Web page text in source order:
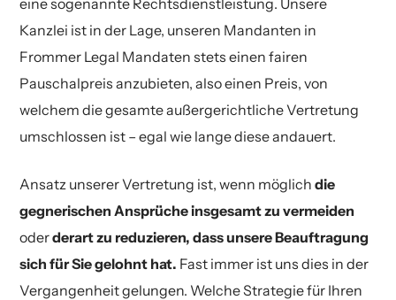
Kanzlei ist in der Lage, unseren Mandanten in
Frommer Legal Mandaten stets einen fairen
Pauschalpreis anzubieten, also einen Preis, von
welchem die gesamte außergerichtliche Vertretung
umschlossen ist – egal wie lange diese andauert.
Ansatz unserer Vertretung ist, wenn möglichdie
gegnerischen Ansprüche insgesamt zu vermeiden
oderderart zu reduzieren,dass unsere Beauftragung
sich für Sie gelohnt hat. Fast immer ist uns dies in der
Vergangenheit gelungen. Welche Strategie für Ihren